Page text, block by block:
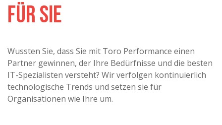
für Sie
Wussten Sie, dass Sie mit Toro Performance einen
Partner gewinnen, der Ihre Bedürfnisse und die besten
IT-Spezialisten versteht? Wir verfolgen kontinuierlich
technologische Trends und setzen sie für
Organisationen wie Ihre um.